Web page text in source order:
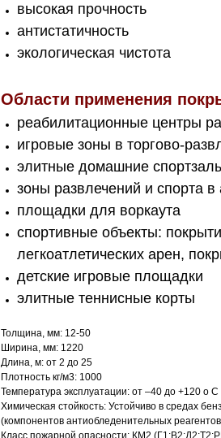
высокая прочность
антистатичность
экологическая чистота
Области применения
реабилитационные центры
игровые зоны в торгово-
элитные домашние
зоны развлечений и спорта в
площадки для воркаута
спортивные объекты:
легкоатлетических арен,
детские игровые площадки
элитные теннисные корты
Толщина, мм: 12-50
Ширина, мм: 1220
Длина, м: от 2 до 25
Плотность кг/м3: 1000
Температура эксплуатации: от –40 до +120 о С
Химическая стойкость: Устойчиво в средах
(компонентов антиобледенительных